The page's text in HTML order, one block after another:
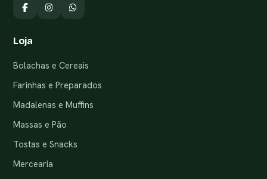
Loja
Bolachas e Cereais
Farinhas e Preparados
Madalenas e Muffins
Massas e Pão
Tostas e Snacks
Mercearia